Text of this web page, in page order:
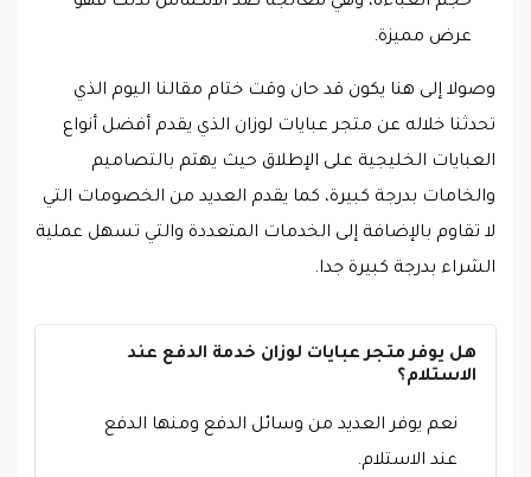
عرض مميزة.
وصولا إلى هنا يكون قد حان وقت ختام مقالنا اليوم الذي
تحدثنا خلاله عن متجر عبايات لوزان الذي يقدم أفضل أنواع
العبايات الخليجية على الإطلاق حيث يهتم بالتصاميم
والخامات بدرجة كبيرة، كما يقدم العديد من الخصومات التي
لا تقاوم بالإضافة إلى الخدمات المتعددة والتي تسهل عملية
الشراء بدرجة كبيرة جدا.
هل يوفر متجر عبايات لوزان خدمة الدفع عند
الاستلام؟
نعم يوفر العديد من وسائل الدفع ومنها الدفع
عند الاستلام.